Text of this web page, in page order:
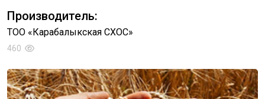
Производитель:
ТОО «Карабалыкская СХОС»
460